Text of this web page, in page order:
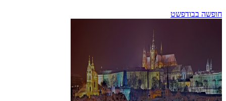
חופשה בבודפשט